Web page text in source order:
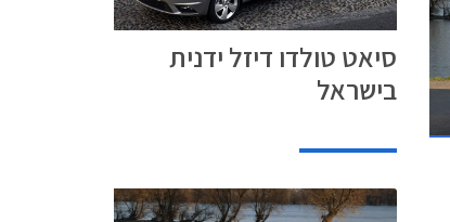
סיאט טולדו דיזל ידנית
בישראל